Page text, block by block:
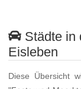
Städte in
Eisleben
Diese Übersicht